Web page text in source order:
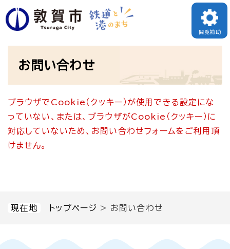
ペ
ー
す
メニューを飛ばして本文へ
閲覧補助
現在地 トップページ > お問い合わせ
お問い合わせ
ブラウザでCookie（クッキー）が使用できる設定にな
っていない、または、ブラウザがCookie（クッキー）に
対応していないため、お問い合わせフォームをご利用頂
けません。